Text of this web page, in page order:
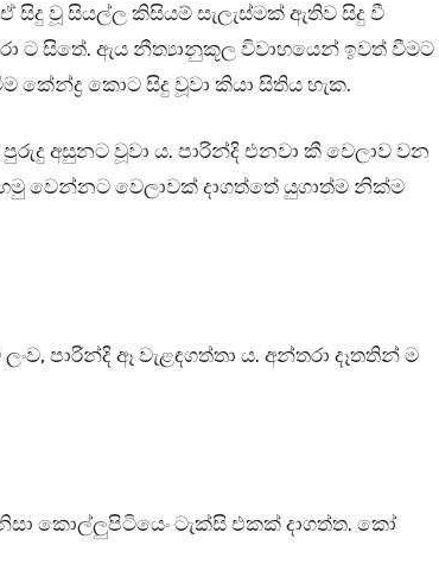
සිදු වූ සියල්ල කිසියම් සැලැස්මක් ඇතිව සිදු වී
ට සිතේ. ඇය නීත්‍යානුකූල විවාහයෙන් ඉවත් වීමට
කොට සිදු වූවා කියා සිතිය හැක.
අසුනට වූවා ය. පාරින්දි එනවා කී වෙලාව වන
වෙන්නට වෙලාවක් දාගත්තේ යුගාත්ම නික්ම
පාරින්දි ඈ වැළඳගත්තා ය. අන්තරා දෑතතින් ම
කොල්ලුපිටියෙං ටැක්සි එකක් දාගත්ත. කෝ